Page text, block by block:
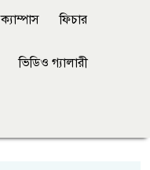
ক্যাম্পাস ফিচার
ভিডিও গ্যালারী